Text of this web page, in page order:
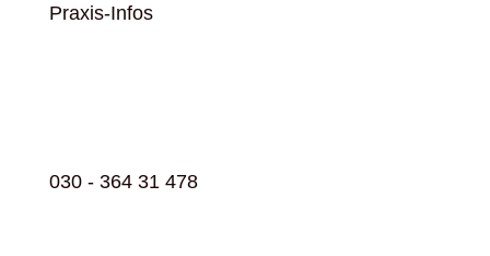
Praxis-Infos
030 - 364 31 478